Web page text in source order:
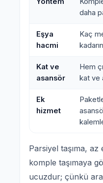
daha
Eşya
hacmi
Kaç
Kat ve
asansör
Hem
kat ve
Ek
hizmet
Parsiyel taşıma, az
komple taşımaya
ucuzdur; çünkü